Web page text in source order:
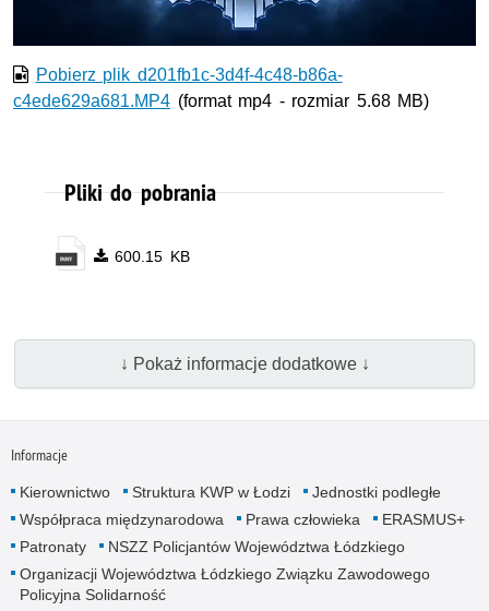
Pobierz plik d201fb1c-3d4f-4c48-b86a-
c4ede629a681.MP4 (format mp4 - rozmiar 5.68 MB)
Pliki do pobrania
600.15 KB
↓ Pokaż informacje dodatkowe ↓
Informacje
Kierownictwo Struktura KWP w Łodzi
Jednostki podległe
Współpraca międzynarodowa
Prawa człowieka
ERASMUS+
Patronaty
NSZZ Policjantów Województwa Łódzkiego
Organizacji Województwa Łódzkiego Związku Zawodowego
Policyjna Solidarność